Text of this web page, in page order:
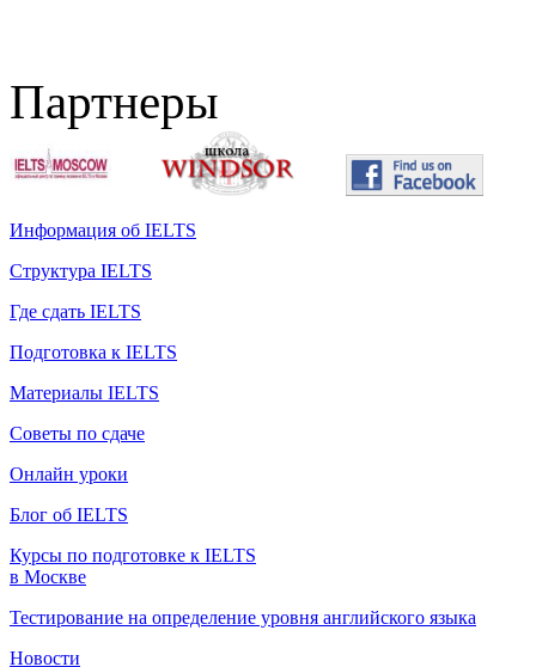
Партнеры
Информация об IELTS
Структура IELTS
Где сдать IELTS
Подготовка к IELTS
Материалы IELTS
Советы по сдаче
Онлайн уроки
Блог об IELTS
Курсы по подготовке к IELTS
в Москве
Тестирование на определение уровня английского языка
Новости